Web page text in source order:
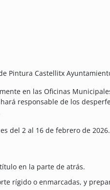
Pintura Castellitx
en las Oficinas
responsable de los
del 2 al 16 de febrero de 2026.
en la parte de atrás.
rígido o enmarcadas, y